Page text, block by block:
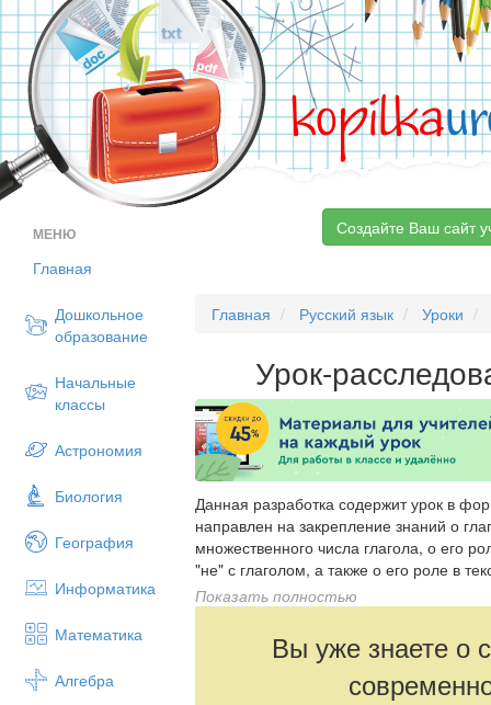
kopilka
МЕНЮ
Главная
Дошкольное
образование
Начальные
классы
Астрономия
Биология
География
Информатика
Математика
Алгебра
Создайте Ваш сайт
Главная Русский язык Уроки
Урок-
Данная разработка содержит урок в
направлен на закрепление знаний о
множественного числа глагола, о его
"не" с глаголом, а также о его роле в
найдёте презентацию к уроку,
"финальное досье" с правилами о
Показать полностью
Вы уже знаете о